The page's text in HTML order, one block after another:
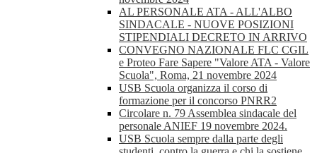
AL PERSONALE ATA - ALL'ALBO
SINDACALE - NUOVE POSIZIONI
STIPENDIALI DECRETO IN ARRIVO
CONVEGNO NAZIONALE FLC CGIL
e Proteo Fare Sapere "Valore ATA - Valore
Scuola", Roma, 21 novembre 2024
USB Scuola organizza il corso di
formazione per il concorso PNRR2
Circolare n. 79 Assemblea sindacale del
personale ANIEF 19 novembre 2024.
USB Scuola sempre dalla parte degli